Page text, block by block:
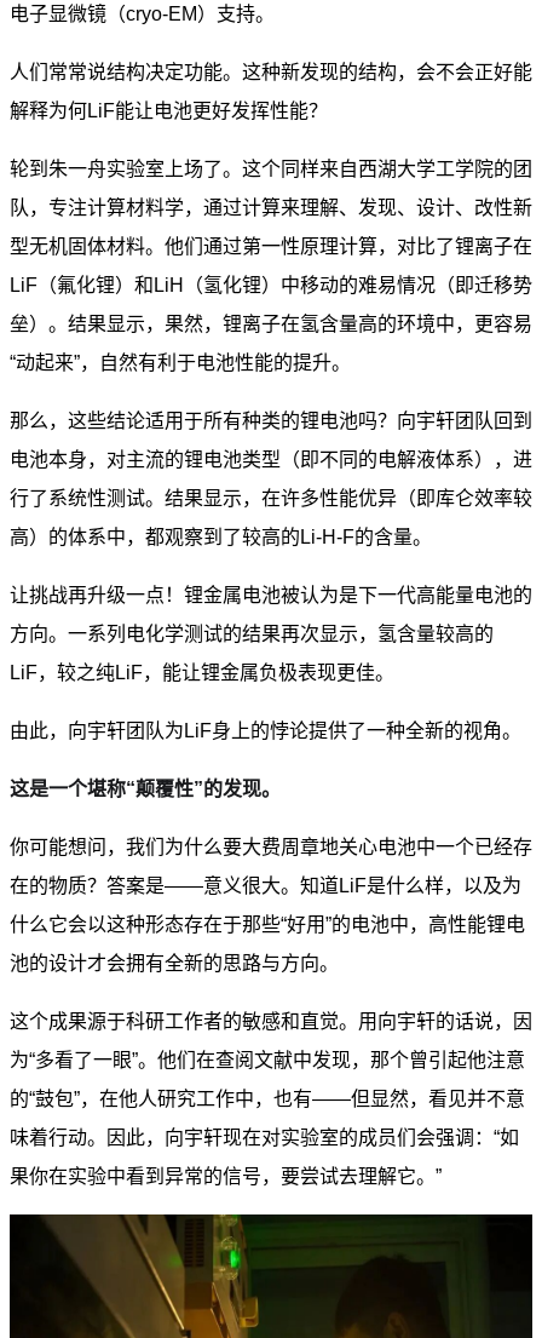
电子显微镜（cryo-EM）支持。
人们常常说结构决定功能。这种新发现的结构，会不会正好能
解释为何LiF能让电池更好发挥性能？
轮到朱一舟实验室上场了。这个同样来自西湖大学工学院的团
队，专注计算材料学，通过计算来理解、发现、设计、改性新
型无机固体材料。他们通过第一性原理计算，对比了锂离子在
LiF（氟化锂）和LiH（氢化锂）中移动的难易情况（即迁移势
垒）。结果显示，果然，锂离子在氢含量高的环境中，更容易
“动起来”，自然有利于电池性能的提升。
那么，这些结论适用于所有种类的锂电池吗？向宇轩团队回到
电池本身，对主流的锂电池类型（即不同的电解液体系），进
行了系统性测试。结果显示，在许多性能优异（即库仑效率较
高）的体系中，都观察到了较高的Li-H-F的含量。
让挑战再升级一点！锂金属电池被认为是下一代高能量电池的
方向。一系列电化学测试的结果再次显示，氢含量较高的
LiF，较之纯LiF，能让锂金属负极表现更佳。
由此，向宇轩团队为LiF身上的悖论提供了一种全新的视角。
这是一个堪称“颠覆性”的发现。
你可能想问，我们为什么要大费周章地关心电池中一个已经存
在的物质？答案是——意义很大。知道LiF是什么样，以及为
什么它会以这种形态存在于那些“好用”的电池中，高性能锂电
池的设计才会拥有全新的思路与方向。
这个成果源于科研工作者的敏感和直觉。用向宇轩的话说，因
为“多看了一眼”。他们在查阅文献中发现，那个曾引起他注意
的“鼓包”，在他人研究工作中，也有——但显然，看见并不意
味着行动。因此，向宇轩现在对实验室的成员们会强调：“如
果你在实验中看到异常的信号，要尝试去理解它。”